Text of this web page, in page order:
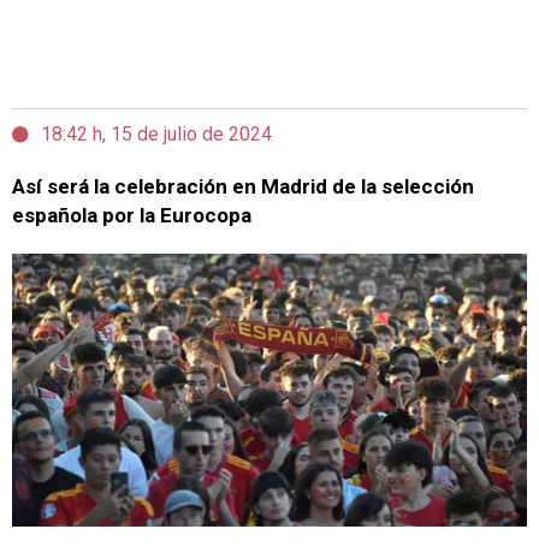
18:42 h, 15 de julio de 2024
Así será la celebración en Madrid de la selección
española por la Eurocopa